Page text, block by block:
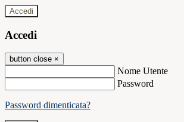
Accedi
Accedi
button close ×
Nome Utente
Password
Password dimenticata?